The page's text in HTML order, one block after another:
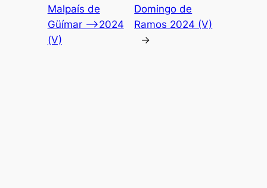
Malpaís de
Güímar –>2024
(V)
Domingo de
Ramos 2024 (V)
→